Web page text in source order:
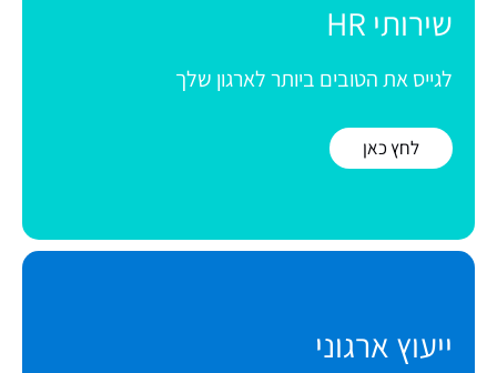
שירותי HR
לגייס את הטובים ביותר לארגון שלך
לחץ כאן
ייעוץ ארגוני